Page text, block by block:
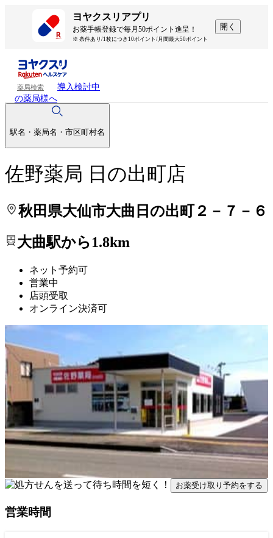
ヨヤクスリアプリ
お薬手帳登録で毎月50ポイント進呈！
※ 条件あり/1枚につき10ポイント/月間最大50ポイント
開く
薬局検索
導入検討中
の薬局様へ
駅名・薬局名・市区町村名
佐野薬局 日の出町店
秋田県大仙市大曲日の出町２－７－６
大曲駅から1.8km
ネット予約可
営業中
店頭受取
オンライン決済可
処方せんを送って待ち時間を短く！
お薬受け取り予約をする
営業時間
処方せんを送って待ち時間を短く！